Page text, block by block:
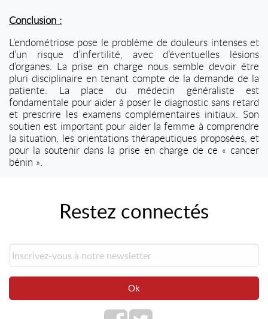
Conclusion :
L’endométriose pose le problème de douleurs intenses et
d’un risque d’infertilité, avec d’éventuelles lésions
d’organes. La prise en charge nous semble devoir être
pluri disciplinaire en tenant compte de la demande de la
patiente. La place du médecin généraliste est
fondamentale pour aider à poser le diagnostic sans retard
et prescrire les examens complémentaires initiaux. Son
soutien est important pour aider la femme à comprendre
la situation, les orientations thérapeutiques proposées, et
pour la soutenir dans la prise en charge de ce « cancer
bénin ».
Restez connectés